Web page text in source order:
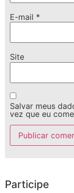
E-mail *
Site
Salvar meus
vez que eu
Participe